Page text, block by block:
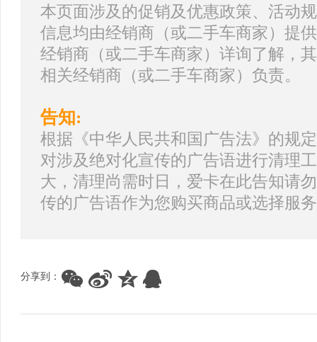
本页面涉及的促销及优惠政策、活动
信息均由经销商（或二手车商家）提
经销商（或二手车商家）详询了解，
相关经销商（或二手车商家）负责。
告知:
根据《中华人民共和国广告法》的规
对涉及绝对化宣传的广告语进行清理
大，清理尚需时日，爱卡在此告知请
传的广告语作为您购买商品或选择服
分享到：